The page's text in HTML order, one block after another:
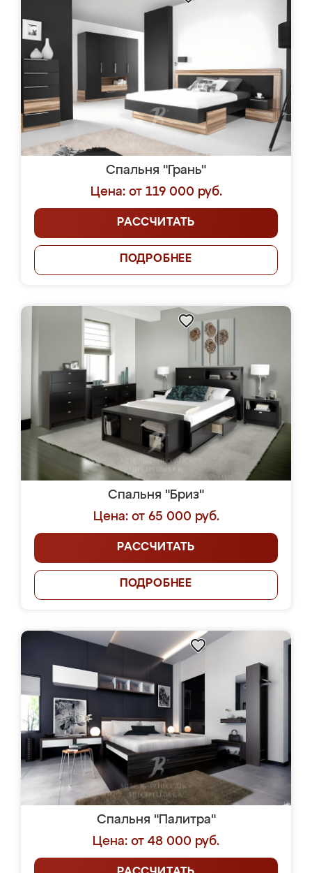
Спальня "Грань"
Цена: от 119 000 руб.
РАССЧИТАТЬ
ПОДРОБНЕЕ
Спальня "Бриз"
Цена: от 65 000 руб.
РАССЧИТАТЬ
ПОДРОБНЕЕ
Спальня "Палитра"
Цена: от 48 000 руб.